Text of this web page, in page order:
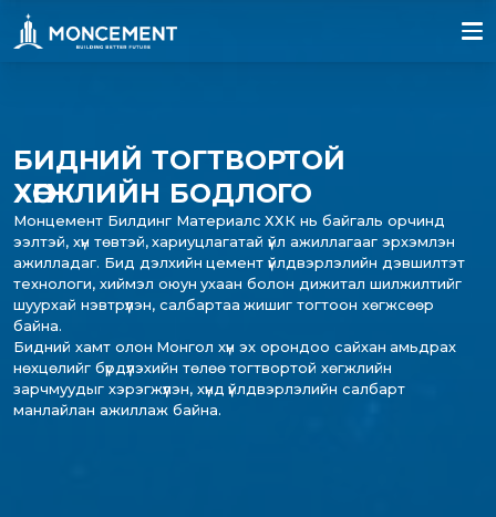
БИДНИЙ ТОГТВОРТОЙ
ХӨГЖЛИЙН БОДЛОГО
Монцемент Билдинг Материалс ХХК нь байгаль орчинд
ээлтэй, хүн төвтэй, хариуцлагатай үйл ажиллагааг эрхэмлэн
ажилладаг. Бид дэлхийн цемент үйлдвэрлэлийн дэвшилтэт
технологи, хиймэл оюун ухаан болон дижитал шилжилтийг
шуурхай нэвтрүүлэн, салбартаа жишиг тогтоон хөгжсөөр
байна.
Бидний хамт олон Монгол хүн эх орондоо сайхан амьдрах
нөхцөлийг бүрдүүлэхийн төлөө тогтвортой хөгжлийн
зарчмуудыг хэрэгжүүлэн, хүнд үйлдвэрлэлийн салбарт
манлайлан ажиллаж байна.